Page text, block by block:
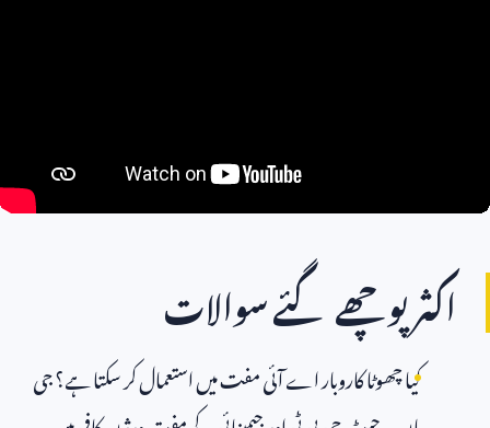
اکثر پوچھے گئے سوالات
کیا چھوٹا کاروبار اے آئی مفت میں استعمال کر سکتا ہے؟ جی